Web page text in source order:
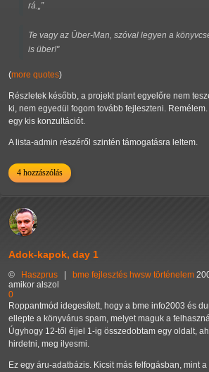
rá.
Te vagy az Über-Man, szóval legyen a
is über!"
(more quotes)
Részletek később, a projekt plant egyelőre nem
ki, nem egyedül fogom tovább fejleszteni.
egy kis konzultációt.
A lista-admin részéről szintén támogatásra leltem.
4 hozzászólás
Adok-kapok, day 1
© Haszprus bme fejlesztés hwsw történelem
amikor alszol
0
Roppantmód idegesített, hogy a bme info2003 és
ellepte a könyvárus spam, melyet maguk a
Úgyhogy 12-től éjjel 1-ig összedobtam egy oldalt,
hirdetni, meg ilyesmi.
Ez egy áru-adatbázis. Kicsit más felfogásban, mint